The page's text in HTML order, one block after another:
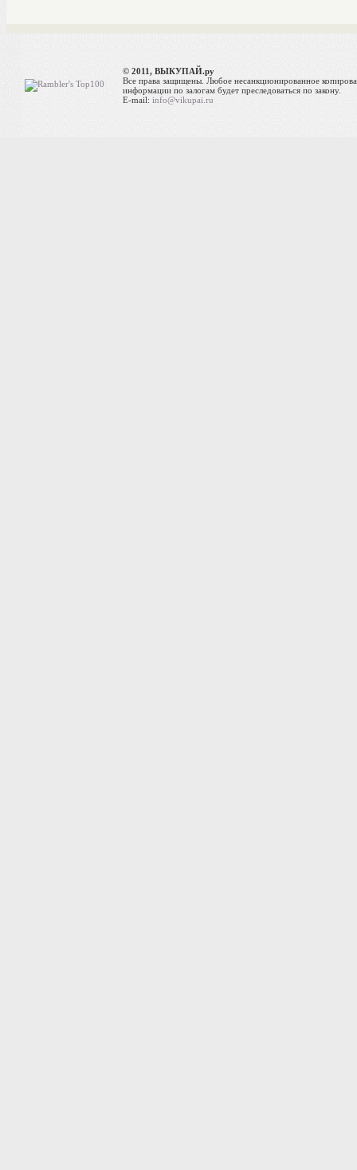
© 2011, ВЫКУПАЙ.ру
Все права защищены. Любое несанкционированное
информации по залогам будет преследоваться по закону.
E-mail:info@vikupai.ru